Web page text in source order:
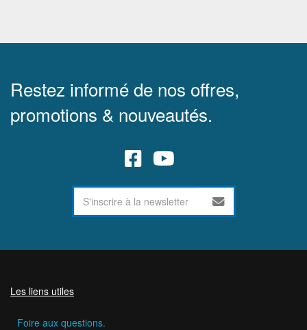
Restez informé de nos offres,
promotions & nouveautés.
Les liens utiles
Foire aux questions.